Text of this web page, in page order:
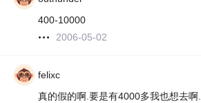
400-10000
2006-05-02
felixc
真的假的啊.要是有4000多我也想去啊.